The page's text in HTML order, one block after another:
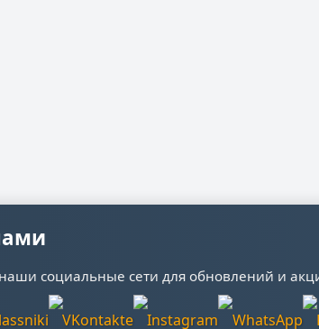
социальные сети для обновлений и